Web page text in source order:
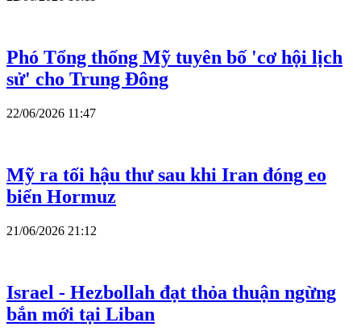
Phó Tổng thống Mỹ tuyên bố 'cơ hội lịch
sử' cho Trung Đông
22/06/2026 11:47
Mỹ ra tối hậu thư sau khi Iran đóng eo
biển Hormuz
21/06/2026 21:12
Israel - Hezbollah đạt thỏa thuận ngừng
bắn mới tại Liban